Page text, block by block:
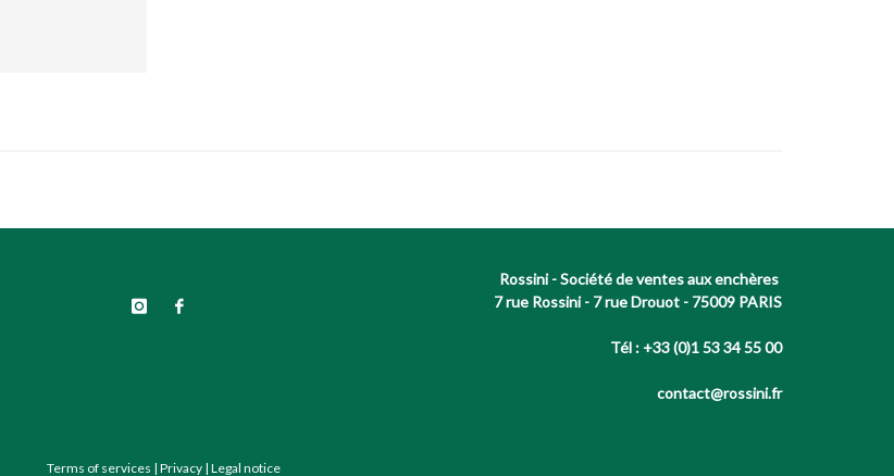
Rossini - Société de ventes aux enchères
7 rue Rossini - 7 rue Drouot - 75009 PARIS
Tél : +33 (0)1 53 34 55 00
contact@rossini.fr
Terms of services | Privacy| Legal notice